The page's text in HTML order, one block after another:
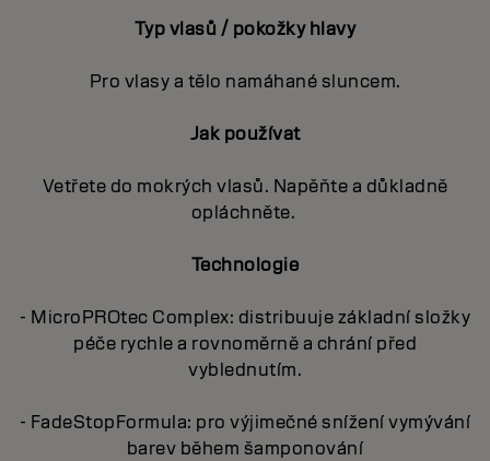
Typ vlasů / pokožky hlavy
Pro vlasy a tělo namáhané sluncem.
Jak používat
Vetřete do mokrých vlasů. Napěňte a důkladně
opláchněte.
Technologie
- MicroPROtec Complex: distribuuje základní složky
péče rychle a rovnoměrně a chrání před
vyblednutím.
- FadeStopFormula: pro výjimečné snížení vymývání
barev během šamponování